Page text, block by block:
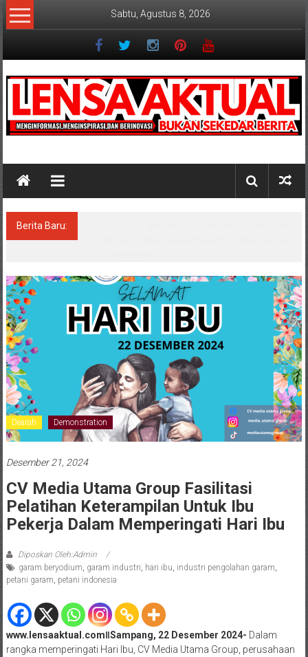
Lompat
ke
Sabtu, Agustus 8, 2026
Berita Baru:
Dearah Demonstration
Desember 21, 2024
CV Media Utama Group Fasilitasi
Pelatihan Keterampilan Untuk Ibu
Pekerja Dalam Memperingati Hari Ibu
Diposkan Oleh:Admin
garam beryodium garam industri hari ibu industri pengolahan garam
petani garam petani indonesia
www.lensaaktual.comǁSampang, 22 Desember 2024- Dalam
rangka memperingati Hari Ibu, CV Media Utama Group, perusahaan